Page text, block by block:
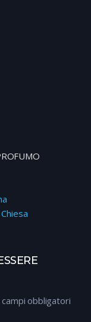
campi obbligatori